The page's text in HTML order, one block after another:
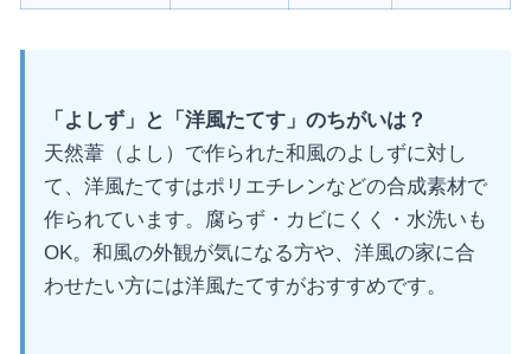
「よしず」と「洋風たてす」のちがいは？
天然葦（よし）で作られた和風のよしずに対し
て、洋風たてすはポリエチレンなどの合成素材で
作られています。腐らず・カビにくく・水洗いも
OK。和風の外観が気になる方や、洋風の家に合
わせたい方には洋風たてすがおすすめです。